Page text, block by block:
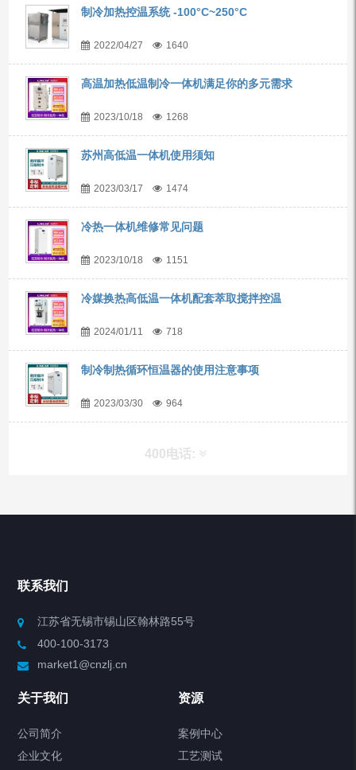
制冷加热控温系统 -100°C~250°C
2022/04/27 1640
高温加热低温制冷一体机满足你的多元需求
2023/10/18 1268
苏州高低温一体机使用须知
2023/03/17 1474
冷热一体机维修常见问题
2023/10/18 1151
冷媒换热高低温一体机配套萃取搅拌控温
2024/01/11 718
制冷制热循环恒温器的使用注意事项
2023/03/30 964
400电话:
产品分类
制冷加热动态控温系统
Chiller气体控温系统
联系我们
江苏省无锡市锡山区翰林路55号
400-100-3173
market1@cnzlj.cn
关于我们
公司简介
企业文化
资源
案例中心
工艺测试